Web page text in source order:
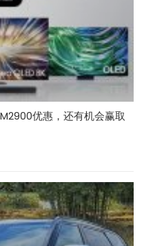
优惠，还有机会赢取